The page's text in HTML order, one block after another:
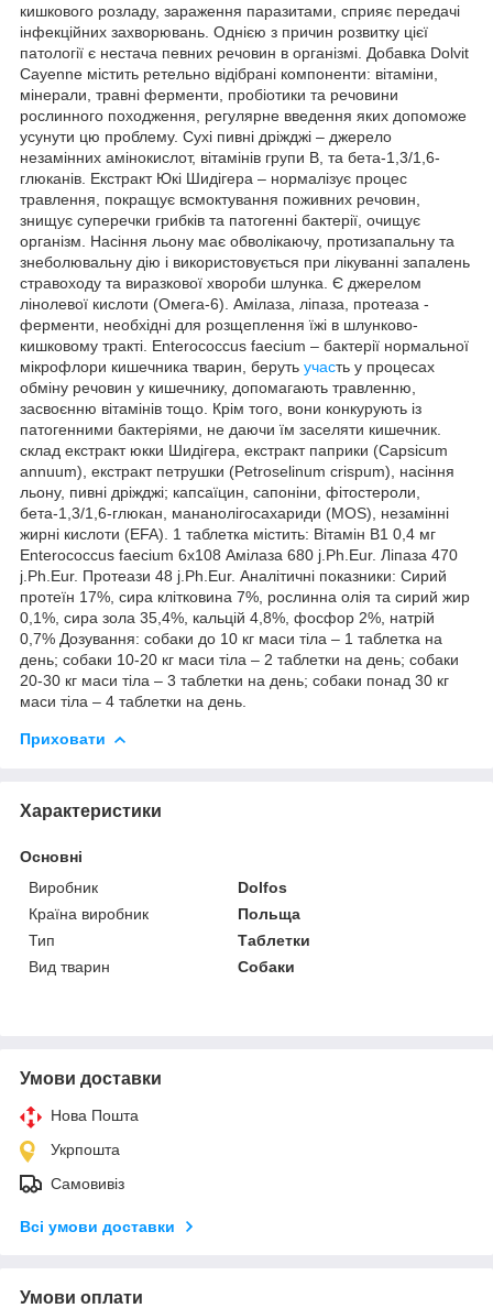
кишкового розладу, зараження паразитами, сприяє передачі
інфекційних захворювань. Однією з причин розвитку цієї
патології є нестача певних речовин в організмі. Добавка Dolvit
Cayenne містить ретельно відібрані компоненти: вітаміни,
мінерали, травні ферменти, пробіотики та речовини
рослинного походження, регулярне введення яких допоможе
усунути цю проблему. Сухі пивні дріжджі – джерело
незамінних амінокислот, вітамінів групи В, та бета-1,3/1,6-
глюканів. Екстракт Юкі Шидігера – нормалізує процес
травлення, покращує всмоктування поживних речовин,
знищує суперечки грибків та патогенні бактерії, очищує
організм. Насіння льону має обволікаючу, протизапальну та
знеболювальну дію і використовується при лікуванні запалень
стравоходу та виразкової хвороби шлунка. Є джерелом
лінолевої кислоти (Омега-6). Амілаза, ліпаза, протеаза -
ферменти, необхідні для розщеплення їжі в шлунково-
кишковому тракті. Enterococcus faecium – бактерії нормальної
мікрофлори кишечника тварин, беруть участь у процесах
обміну речовин у кишечнику, допомагають травленню,
засвоєнню вітамінів тощо. Крім того, вони конкурують із
патогенними бактеріями, не даючи їм заселяти кишечник.
склад екстракт юкки Шидігера, екстракт паприки (Capsicum
annuum), екстракт петрушки (Petroselinum crispum), насіння
льону, пивні дріжджі; капсаїцин, сапоніни, фітостероли,
бета-1,3/1,6-глюкан, мананолігосахариди (MOS), незамінні
жирні кислоти (EFA). 1 таблетка містить: Вітамін B1 0,4 мг
Enterococcus faecium 6x108 Амілаза 680 j.Ph.Eur. Ліпаза 470
j.Ph.Eur. Протеази 48 j.Ph.Eur. Аналітичні показники: Сирий
протеїн 17%, сира клітковина 7%, рослинна олія та сирий жир
0,1%, сира зола 35,4%, кальцій 4,8%, фосфор 2%, натрій
0,7% Дозування: собаки до 10 кг маси тіла – 1 таблетка на
день; собаки 10-20 кг маси тіла – 2 таблетки на день; собаки
20-30 кг маси тіла – 3 таблетки на день; собаки понад 30 кг
маси тіла – 4 таблетки на день.
Приховати
Характеристики
Основні
Виробник
Dolfos
Країна виробник
Польща
Тип
Таблетки
Вид тварин
Собаки
Умови доставки
Нова Пошта
Укрпошта
Самовивіз
Всі умови доставки
Умови оплати